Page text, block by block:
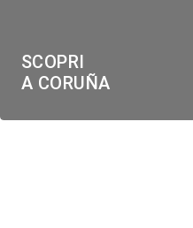
SCOPRI
A CORUÑA